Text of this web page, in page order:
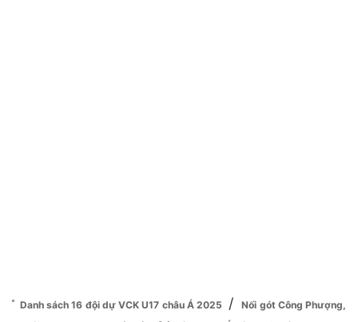
Danh sách 16 đội dự VCK U17 châu Á 2025 /
Nối gót Công Phượng,